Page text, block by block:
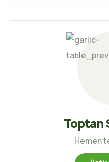
Toptan
Hemen